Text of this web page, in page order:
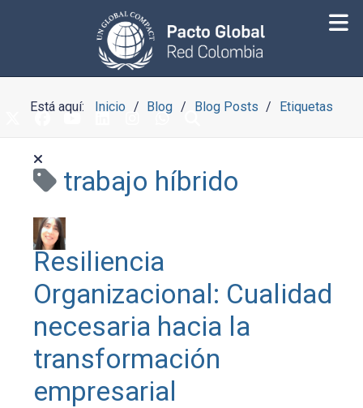
Está aquí: Inicio Blog Blog Posts Etiquetas
trabajo híbrido
Resiliencia
Organizacional: Cualidad
necesaria hacia la
transformación
empresarial